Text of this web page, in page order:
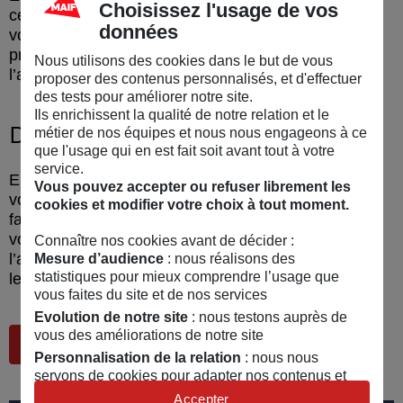
centre de traitement des appels 18-112 contacte les
volontaires les plus proches de l’intervention pour
prodiguer les gestes de réanimation en attendant
l’arrivée des secours.
Devenircitoyen sauveteur
En vous enregistrant sur l’application Staying Alive,
vous pouvez devenir citoyen sauveteur. Pour cela, il
faut être formé aux gestes de premiers secours. Si
vous n’êtes pas encore formé à ces gestes,
l’application vous indique les bonnes adresses pour
les apprendre.
Découvrir Staying Alive
Choisissez l'usage de vos
données
Nous utilisons des cookies dans le but de vous
proposer des contenus personnalisés, et d'effectuer
des tests pour améliorer notre site.
Ils enrichissent la qualité de notre relation et le
métier de nos équipes et nous nous engageons à ce
que l'usage qui en est fait soit avant tout à votre
service.
Vous pouvez accepter ou refuser librement les
cookies et modifier votre choix à tout moment.
Connaître nos cookies avant de décider :
Mesure d’audience: nous réalisons des
statistiques pour mieux comprendre l’usage que
vous faites du site et de nos services
Evolution de notre site: nous testons auprès de
vous des améliorations de notre site
Personnalisation de la relation : nous nous
servons de cookies pour adapter nos contenus et
personnaliser nos offresAccepter